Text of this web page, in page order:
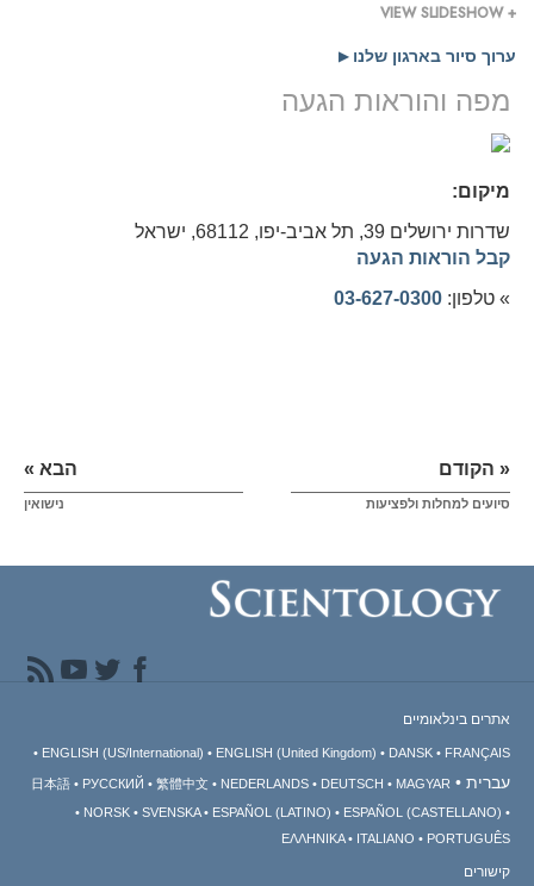
+ VIEW SLIDESHOW
ערוך סיור בארגון שלנו▶
מפה והוראות הגעה
מיקום:
שדרות ירושלים 39, תל אביב-יפו, 68112,
ישראל
קבל הוראות הגעה
» טלפון: 03-627-0300
« הקודם
סיועים למחלות ולפציעות
הבא »
נישואין
אתרים בינלאומיים
ENGLISH (US/International) ENGLISH (United Kingdom) DANSK FRANÇAIS
עברית 日本語 РУССКИЙ 繁體中文 NEDERLANDS DEUTSCH
MAGYAR
NORSK
SVENSKA ESPAÑOL (LATINO)
ESPAÑOL (CASTELLANO)
ΕΛΛΗΝΙΚA
ITALIANO PORTUGUÊS
קישורים